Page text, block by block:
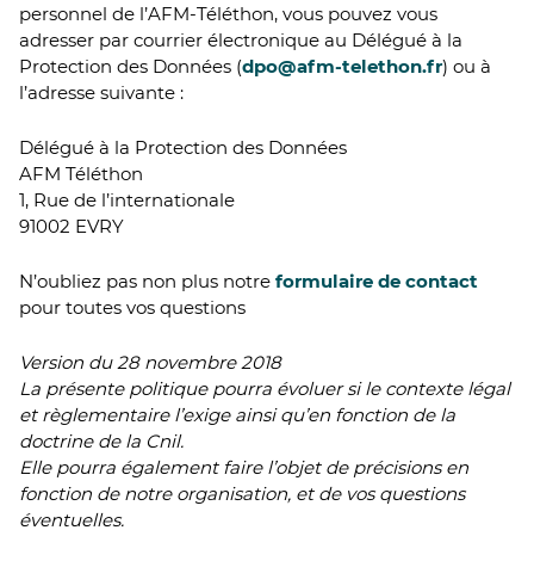
personnel de l’AFM-Téléthon, vous pouvez vous
adresser par courrier électronique au Délégué à la
Protection des Données (dpo@afm-telethon.fr) ou à
l’adresse suivante :
Délégué à la Protection des Données
AFM Téléthon
1, Rue de l’internationale
91002 EVRY
N’oubliez pas non plus notre formulaire de contact
pour toutes vos questions
Version du 28 novembre 2018
La présente politique pourra évoluer si le contexte légal
et règlementaire l’exige ainsi qu’en fonction de la
doctrine de la Cnil.
Elle pourra également faire l’objet de précisions en
fonction de notre organisation, et de vos questions
éventuelles.